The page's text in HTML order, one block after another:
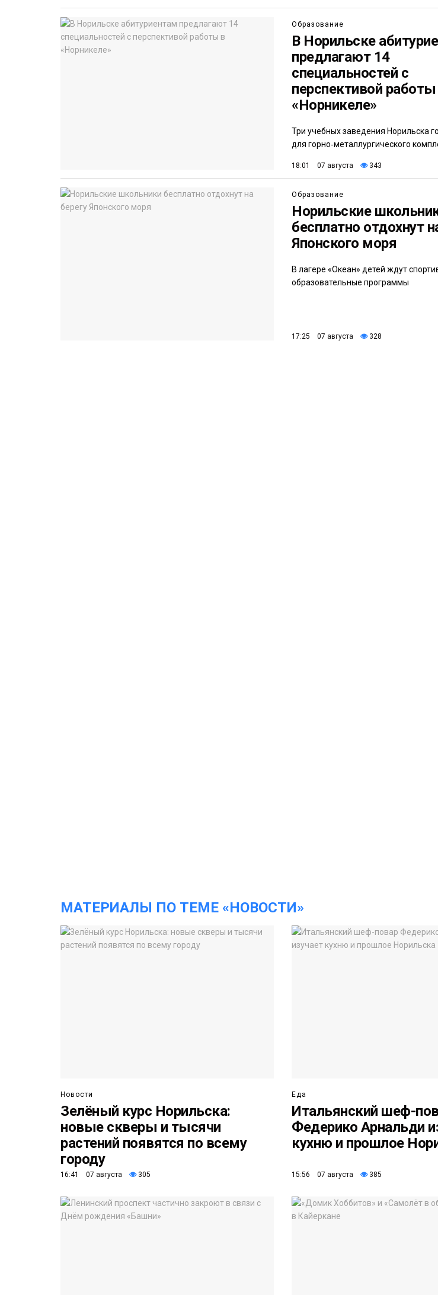
Образование
В Норильске
предлагают 14
специальностей с
перспективой
«Норникеле»
Три учебных заведения Норильска
для горно‑металлургического
18:01 07 августа 343
Образование
Норильские
бесплатно отдохнут
Японского моря
В лагере «Океан» детей ждут
образовательные программы
17:25 07 августа 328
МАТЕРИАЛЫ ПО ТЕМЕ «НОВОСТИ»
Новости
Зелёный курс Норильска:
новые скверы и тысячи
растений появятся по всему
городу
16:41 07 августа 305
Еда
Итальянский шеф-
Федерико Арнальди
кухню и прошлое
15:56 07 августа 385